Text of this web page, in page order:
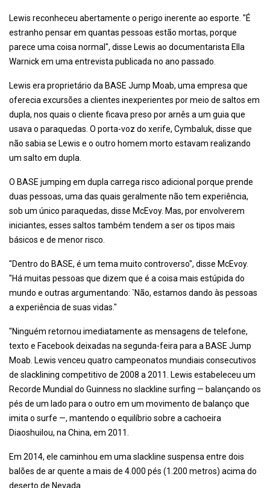
Lewis reconheceu abertamente o perigo inerente ao esporte. "É
estranho pensar em quantas pessoas estão mortas, porque
parece uma coisa normal", disse Lewis ao documentarista Ella
Warnick em uma entrevista publicada no ano passado.
Lewis era proprietário da BASE Jump Moab, uma empresa que
oferecia excursões a clientes inexperientes por meio de saltos em
dupla, nos quais o cliente ficava preso por arnês a um guia que
usava o paraquedas. O porta-voz do xerife, Cymbaluk, disse que
não sabia se Lewis e o outro homem morto estavam realizando
um salto em dupla.
O BASE jumping em dupla carrega risco adicional porque prende
duas pessoas, uma das quais geralmente não tem experiência,
sob um único paraquedas, disse McEvoy. Mas, por envolverem
iniciantes, esses saltos também tendem a ser os tipos mais
básicos e de menor risco.
"Dentro do BASE, é um tema muito controverso", disse McEvoy.
"Há muitas pessoas que dizem que é a coisa mais estúpida do
mundo e outras argumentando: `Não, estamos dando às pessoas
a experiência de suas vidas."
"Ninguém retornou imediatamente as mensagens de telefone,
texto e Facebook deixadas na segunda-feira para a BASE Jump
Moab. Lewis venceu quatro campeonatos mundiais consecutivos
de slacklining competitivo de 2008 a 2011. Lewis estabeleceu um
Recorde Mundial do Guinness no slackline surfing — balançando os
pés de um lado para o outro em um movimento de balanço que
imita o surfe —, mantendo o equilíbrio sobre a cachoeira
Diaoshuilou, na China, em 2011.
Em 2014, ele caminhou em uma slackline suspensa entre dois
balões de ar quente a mais de 4.000 pés (1.200 metros) acima do
deserto de Nevada.